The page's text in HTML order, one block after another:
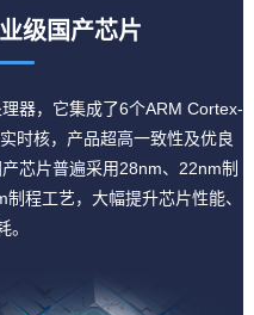
级国产芯片
器，它集成了6个ARM Cortex-
时核，产品超高一致性及优良
芯片普遍采用28nm、22nm制
程工艺，大幅提升芯片性能、
。